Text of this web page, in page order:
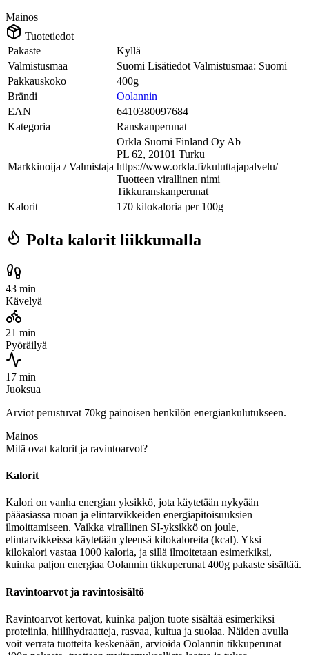
Mainos
Tuotetiedot
Pakaste
Kyllä
Valmistusmaa
Suomi Lisätiedot Valmistusmaa: Suomi
Pakkauskoko
400g
Brändi
Oolannin
EAN
6410380097684
Kategoria
Ranskanperunat
Markkinoija / Valmistaja
Orkla Suomi Finland Oy Ab
PL 62, 20101 Turku
https://www.orkla.fi/kuluttajapalvelu/
Tuotteen virallinen nimi
Tikkuranskanperunat
Kalorit
170 kilokaloria per 100g
Polta kalorit liikkumalla
43 min
Kävelyä
21 min
Pyöräilyä
17 min
Juoksua
Arviot perustuvat 70kg painoisen henkilön energiankulutukseen.
Mainos
Mitä ovat kalorit ja ravintoarvot?
Kalorit
Kalori on vanha energian yksikkö, jota käytetään nykyään
pääasiassa ruoan ja elintarvikkeiden energiapitoisuuksien
ilmoittamiseen. Vaikka virallinen SI-yksikkö on joule,
elintarvikkeissa käytetään yleensä kilokaloreita (kcal). Yksi
kilokalori vastaa 1000 kaloria, ja sillä ilmoitetaan esimerkiksi,
kuinka paljon energiaa Oolannin tikkuperunat 400g pakaste sisältää.
Ravintoarvot ja ravintosisältö
Ravintoarvot kertovat, kuinka paljon tuote sisältää esimerkiksi
proteiinia, hiilihydraatteja, rasvaa, kuitua ja suolaa. Näiden avulla
voit verrata tuotteita keskenään, arvioida Oolannin tikkuperunat